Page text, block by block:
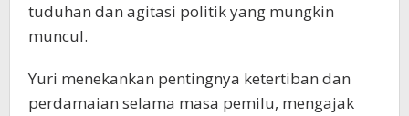
tuduhan dan agitasi politik yang mungkin
muncul.
Yuri menekankan pentingnya ketertiban dan
perdamaian selama masa pemilu, mengajak